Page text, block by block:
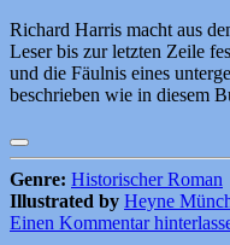
Richard Harris macht aus
Leser bis zur letzten Zeile
und die Fäulnis eines
beschrieben wie in diesem
Genre: Historischer Roman
Illustrated by Heyne
Einen Kommentar